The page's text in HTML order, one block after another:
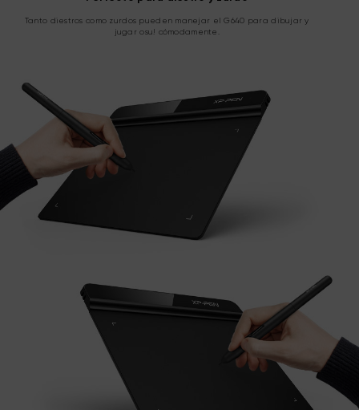
Tanto diestros como zurdos pueden manejar el G640 para dibujar y
jugar osu! cómodamente.